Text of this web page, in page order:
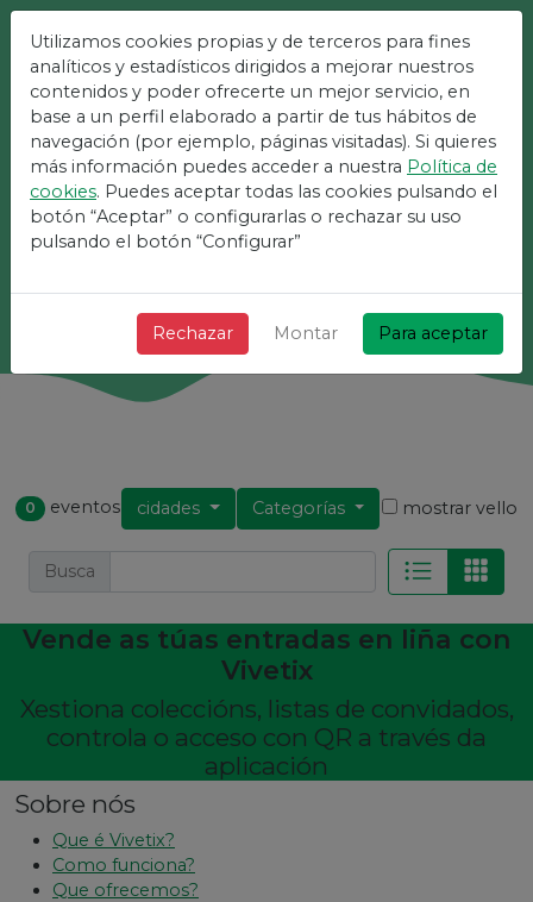
A Plataforma Máis
Sinxela Para Eventos
+ Rápido + Simple e gratuíto!
Busca
0 eventos cidades Categorías mostrar vello
Busca
Vende as túas entradas en liña con
Vivetix
Xestiona coleccións, listas de convidados,
controla o acceso con QR a través da
aplicación
Sobre nós
Que é Vivetix?
Como funciona?
Que ofrecemos?
Utilizamos cookies propias y de terceros para fines
analíticos y estadísticos dirigidos a mejorar nuestros
contenidos y poder ofrecerte un mejor servicio, en
base a un perfil elaborado a partir de tus hábitos de
navegación (por ejemplo, páginas visitadas). Si quieres
más información puedes acceder a nuestra Política de
cookies. Puedes aceptar todas las cookies pulsando el
botón “Aceptar” o configurarlas o rechazar su uso
pulsando el botón “Configurar”
Rechazar Montar Para aceptar